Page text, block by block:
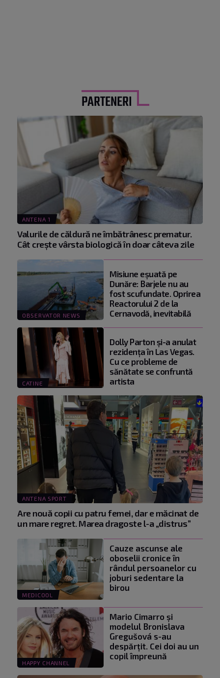
PARTENERI
ANTENA 1
Valurile de căldură ne îmbătrânesc prematur.
Cât crește vârsta biologică în doar câteva zile
OBSERVATOR NEWS
Misiune eșuată pe
Dunăre: Barjele nu au
fost scufundate. Oprirea
Reactorului 2 de la
Cernavodă, inevitabilă
CATINE
Dolly Parton și-a anulat
rezidența în Las Vegas.
Cu ce probleme de
sănătate se confruntă
artista
ANTENA SPORT
Are nouă copii cu patru femei, dar e măcinat de
un mare regret. Marea dragoste l-a „distrus”
MEDICOOL
Cauze ascunse ale
oboselii cronice în
rândul persoanelor cu
joburi sedentare la
birou
HAPPY CHANNEL
Mario Cimarro și
modelul Bronislava
Gregušová s-au
despărțit. Cei doi au un
copil împreună